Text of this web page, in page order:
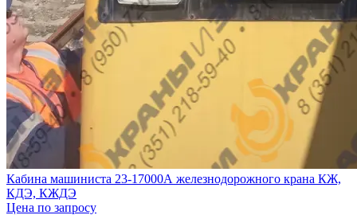
Кабина машиниста 23-17000А железнодорожного крана КЖ,
КДЭ, КЖДЭ
Цена по запросу